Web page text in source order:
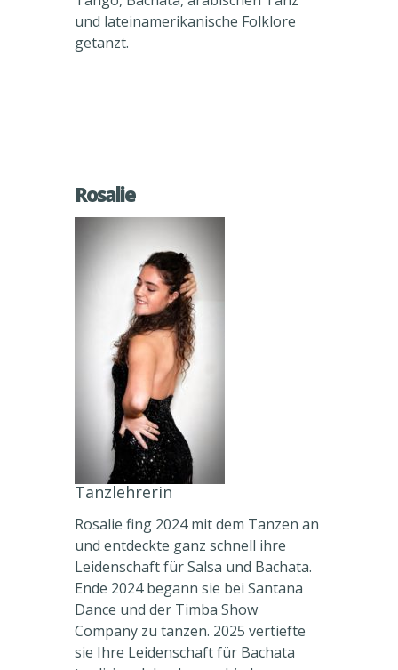
und lateinamerikanische Folklore
getanzt.
Rosalie
Tanzlehrerin
Rosalie fing 2024 mit dem Tanzen an
und entdeckte ganz schnell ihre
Leidenschaft für Salsa und Bachata.
Ende 2024 begann sie bei Santana
Dance und der Timba Show
Company zu tanzen. 2025 vertiefte
sie Ihre Leidenschaft für Bachata